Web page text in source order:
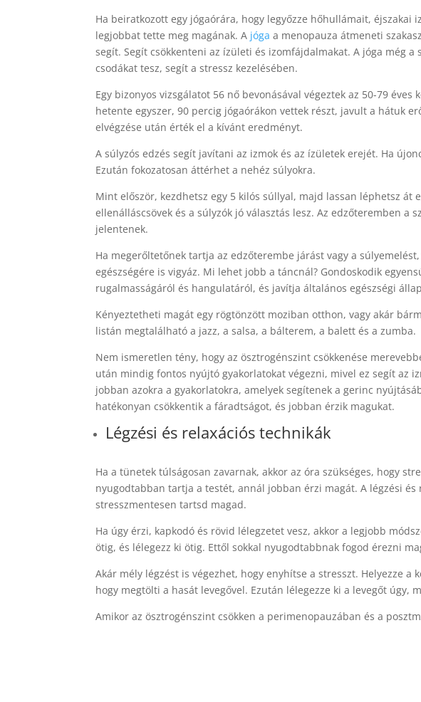
Ha beiratkozott egy jógaórára, hogy legyőzze hőhullámait, éjszakai
legjobbat tette meg magának. A jóga a menopauza átmeneti
segít. Segít csökkenteni az ízületi és izomfájdalmakat. A jóga még
csodákat tesz, segít a stressz kezelésében.
Egy bizonyos vizsgálatot 56 nő bevonásával végeztek az 50-79
hetente egyszer, 90 percig jógaórákon vettek részt, javult a hátuk
elvégzése után érték el a kívánt eredményt.
A súlyzós edzés segít javítani az izmok és az ízületek erejét. Ha
Ezután fokozatosan áttérhet a nehéz súlyokra.
Mint először, kezdhetsz egy 5 kilós súllyal, majd lassan léphetsz át
ellenálláscsövek és a súlyzók jó választás lesz. Az edzőteremben a
jelentenek.
Ha megerőltetőnek tartja az edzőterembe járást vagy a
egészségére is vigyáz. Mi lehet jobb a táncnál? Gondoskodik
rugalmasságáról és hangulatáról, és javítja általános egészségi
Kényeztetheti magát egy rögtönzött moziban otthon, vagy akár
listán megtalálható a jazz, a salsa, a bálterem, a balett és a zumba.
Nem ismeretlen tény, hogy az ösztrogénszint csökkenése
után mindig fontos nyújtó gyakorlatokat végezni, mivel ez segít az
jobban azokra a gyakorlatokra, amelyek segítenek a gerinc
hatékonyan csökkentik a fáradtságot, és jobban érzik magukat.
Légzési és relaxációs technikák
Ha a tünetek túlságosan zavarnak, akkor az óra szükséges, hogy
nyugodtabban tartja a testét, annál jobban érzi magát. A légzési
stresszmentesen tartsd magad.
Ha úgy érzi, kapkodó és rövid lélegzetet vesz, akkor a legjobb
ötig, és lélegezz ki ötig. Ettől sokkal nyugodtabbnak fogod érezni
Akár mély légzést is végezhet, hogy enyhítse a stresszt. Helyezze a
hogy megtölti a hasát levegővel. Ezután lélegezze ki a levegőt úgy,
Amikor az ösztrogénszint csökken a perimenopauzában és a